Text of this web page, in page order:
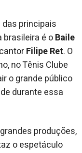
das principais
é oBaile
Filipe Ret. O
no Tênis Clube
o grande público
durante essa
produções,
o espetáculo